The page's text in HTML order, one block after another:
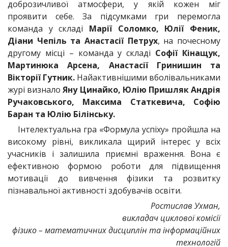
доброзичливої атмосфери, у якій кожен міг
проявити себе. За підсумками гри перемогла
команда у складі Марії Соломко, Юлії Феник,
Діани Чепіль та Анастасії Петрух, на почесному
другому місці – команда у складі Софії Кінащук,
Мартинюка Арсена, Анастасії Гринишин та
Вікторії Гутник. Найактивнішими вболівальниками
журі визналоЯну Цинайко, Юлію Пришляк Андрія
Ручаковського, Максима Статкевича, Софію
Баран та Юлію Білінську.
Інтелектуальна гра «Формула успіху» пройшла на
високому рівні, викликала щирий інтерес у всіх
учасників і залишила приємні враження. Вона є
ефективною формою роботи для підвищення
мотивації до вивчення фізики та розвитку
пізнавальної активності здобувачів освіти.
Ростислав Ухман,
викладач циклової комісії
фізико – математичних дисциплін та інформаційних
технологій